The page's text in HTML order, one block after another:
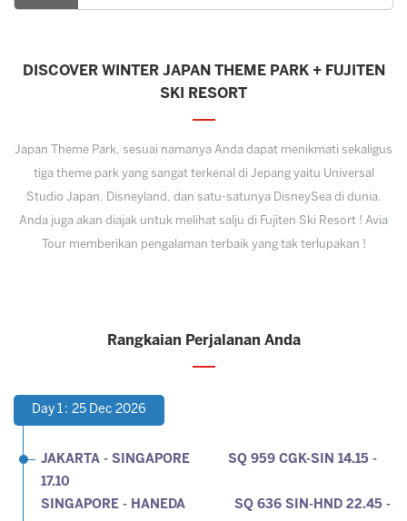
DISCOVER WINTER JAPAN THEME PARK + FUJITEN
SKI RESORT
Japan Theme Park, sesuai namanya Anda dapat menikmati sekaligus
tiga theme park yang sangat terkenal di Jepang yaitu Universal
Studio Japan, Disneyland, dan satu-satunya DisneySea di dunia.
Anda juga akan diajak untuk melihat salju di Fujiten Ski Resort ! Avia
Tour memberikan pengalaman terbaik yang tak terlupakan !
Rangkaian Perjalanan Anda
Day 1 : 25 Dec 2026
JAKARTA - SINGAPORE SQ 959 CGK-SIN 14.15 -
17.10
SINGAPORE - HANEDA SQ 636 SIN-HND 22.45 -